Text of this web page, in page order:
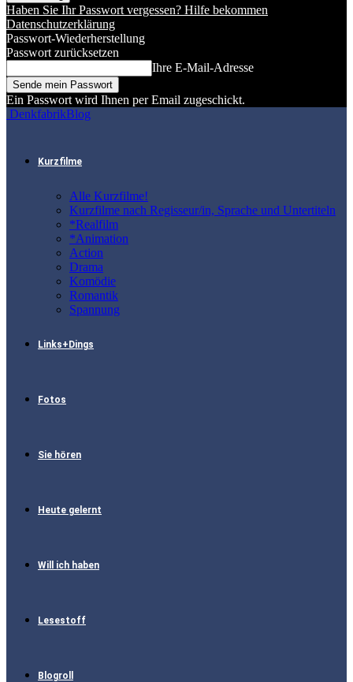
Haben Sie Ihr Passwort vergessen? Hilfe bekommen
Datenschutzerklärung
Passwort-Wiederherstellung
Passwort zurücksetzen
Ihre E-Mail-Adresse
Ein Passwort wird Ihnen per Email zugeschickt.
DenkfabrikBlog
Kurzfilme
Alle Kurzfilme!
Kurzfilme nach Regisseur/in, Sprache und Untertiteln
*Realfilm
*Animation
Action
Drama
Komödie
Romantik
Spannung
Links+Dings
Fotos
Sie hören
Heute gelernt
Will ich haben
Lesestoff
Blogroll